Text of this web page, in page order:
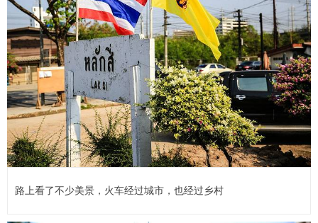
路上看了不少美景，火车经过城市，也经过乡村